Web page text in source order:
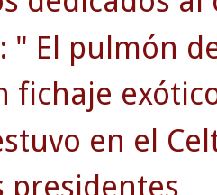
" El pulmón
fichaje
en el
presidentes